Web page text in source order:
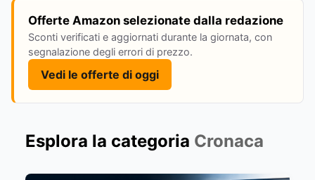
Offerte Amazon selezionate dalla redazione
Sconti verificati e aggiornati durante la giornata, con
segnalazione degli errori di prezzo.
Vedi le offerte di oggi
Esplora la categoria Cronaca